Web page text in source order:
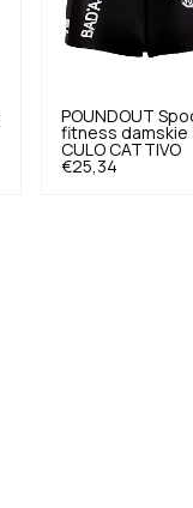
POUNDOUT
fitness damskie
CULO CATTIVO
€25,34